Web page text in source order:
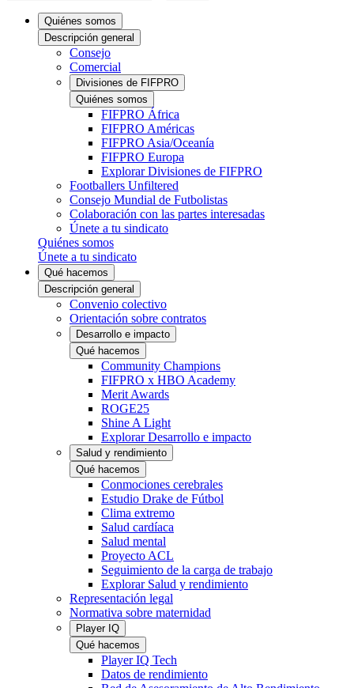
Quiénes somos
Descripción general
Consejo
Comercial
Divisiones de FIFPRO
Quiénes somos
FIFPRO África
FIFPRO Américas
FIFPRO Asia/Oceanía
FIFPRO Europa
Explorar Divisiones de FIFPRO
Footballers Unfiltered
Consejo Mundial de Futbolistas
Colaboración con las partes interesadas
Únete a tu sindicato
Quiénes somos
Únete a tu sindicato
Qué hacemos
Descripción general
Convenio colectivo
Orientación sobre contratos
Desarrollo e impacto
Qué hacemos
Community Champions
FIFPRO x HBO Academy
Merit Awards
ROGE25
Shine A Light
Explorar Desarrollo e impacto
Salud y rendimiento
Qué hacemos
Conmociones cerebrales
Estudio Drake de Fútbol
Clima extremo
Salud cardíaca
Salud mental
Proyecto ACL
Seguimiento de la carga de trabajo
Explorar Salud y rendimiento
Representación legal
Normativa sobre maternidad
Player IQ
Qué hacemos
Player IQ Tech
Datos de rendimiento